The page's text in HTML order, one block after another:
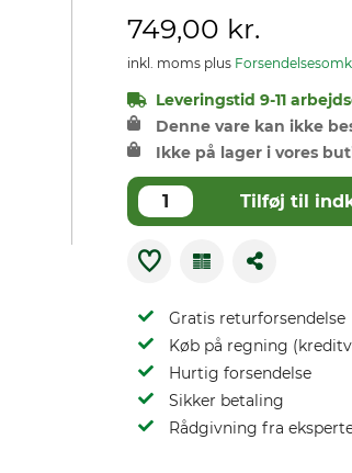
749,00 kr.
inkl. moms plus
Leveringstid 9-11
Denne vare kan ikke
Ikke på lager i vores
Tilføj til
Gratis returforsendelse
Køb på regning
Hurtig forsendelse
Sikker betaling
Rådgivning fra